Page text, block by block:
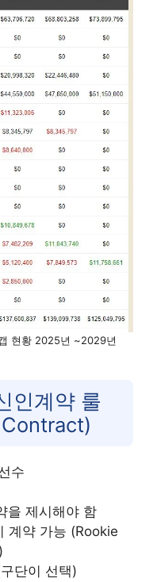
현황 2025년 ~2029년
인계약 룰
수
을 제시해야 함
계약 가능 (Rookie
단이 선택)